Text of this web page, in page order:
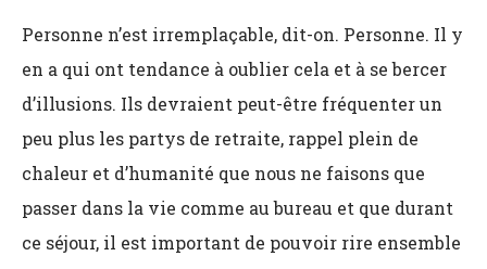
Personne n’est irremplaçable, dit-on. Personne. Il y
en a qui ont tendance à oublier cela et à se bercer
d’illusions. Ils devraient peut-être fréquenter un
peu plus les partys de retraite, rappel plein de
chaleur et d’humanité que nous ne faisons que
passer dans la vie comme au bureau et que durant
ce séjour, il est important de pouvoir rire ensemble